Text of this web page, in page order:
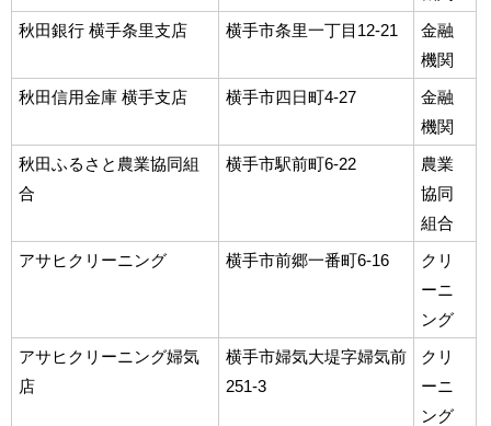
秋田銀行 横手条里支店
横手市条里一丁目12-21
金融
機関
秋田信用金庫 横手支店
横手市四日町4-27
金融
機関
秋田ふるさと農業協同組
合
横手市駅前町6-22
農業
協同
組合
アサヒクリーニング
横手市前郷一番町6-16
クリ
ーニ
ング
アサヒクリーニング婦気
店
横手市婦気大堤字婦気前
251-3
クリ
ーニ
ング